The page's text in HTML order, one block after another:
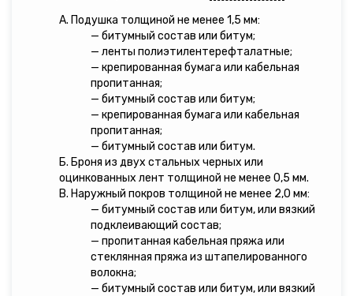
А. Подушка толщиной не менее 1,5 мм:
— битумный состав или битум;
— ленты полиэтилентерефталатные;
— крепированная бумага или кабельная
пропитанная;
— битумный состав или битум;
— крепированная бумага или кабельная
пропитанная;
— битумный состав или битум.
Б. Броня из двух стальных черных или
оцинкованных лент толщиной не менее 0,5 мм.
В. Наружный покров толщиной не менее 2,0 мм:
— битумный состав или битум, или вязкий
подклеивающий состав;
— пропитанная кабельная пряжа или
стеклянная пряжа из штапелированного
волокна;
— битумный состав или битум, или вязкий